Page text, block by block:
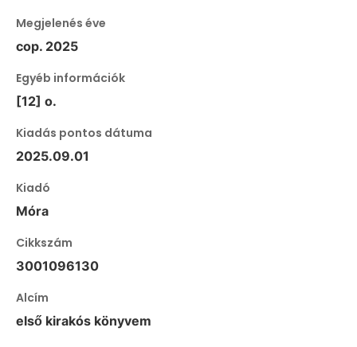
Megjelenés éve
cop. 2025
Egyéb információk
[12] o.
Kiadás pontos dátuma
2025.09.01
Kiadó
Móra
Cikkszám
3001096130
Alcím
első kirakós könyvem